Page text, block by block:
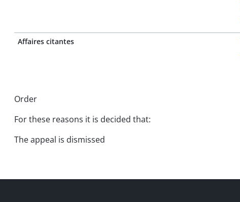
Affaires citantes
Order
For these reasons it is decided that:
The appeal is dismissed